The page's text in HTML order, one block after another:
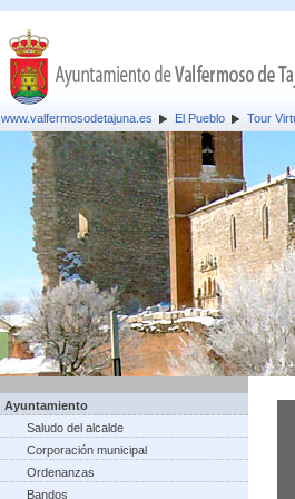
www.valfermosodetajuna.es El Pueblo Tour
Ayuntamiento
Saludo del alcalde
Corporación municipal
Ordenanzas
Bandos